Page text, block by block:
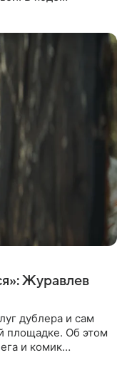
Журавлев
дублера и сам
площадке. Об этом
и комик